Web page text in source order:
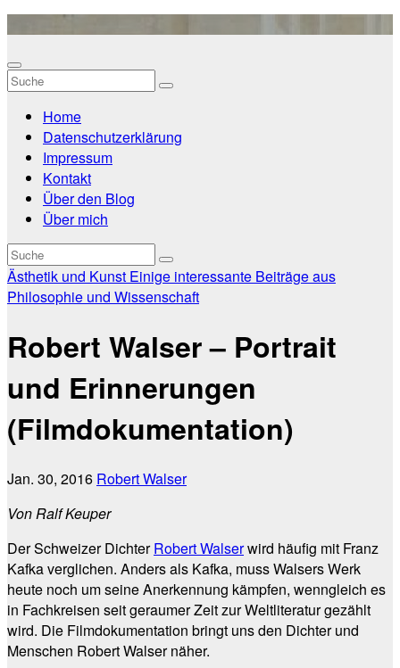
springen
Home
Datenschutzerklärung
Impressum
Kontakt
Über den Blog
Über mich
Ästhetik und Kunst Einige interessante Beiträge aus
Philosophie und Wissenschaft
Robert Walser – Portrait
und Erinnerungen
(Filmdokumentation)
Jan. 30, 2016 Robert Walser
Von Ralf Keuper
Der Schweizer DichterRobert Walserwird häufig mit Franz
Kafka verglichen. Anders als Kafka, muss Walsers Werk
heute noch um seine Anerkennung kämpfen, wenngleich es
in Fachkreisen seit geraumer Zeit zur Weltliteratur gezählt
wird. Die Filmdokumentation bringt uns den Dichter und
Menschen Robert Walser näher.